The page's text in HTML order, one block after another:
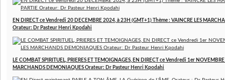
EN DIRECT ce Vendredi 20 DECEMBRE 2024, à 23H (GMT+1) Thème : VAINCRE LES
Orateur: Dr Pasteur Henri Kpodahi
LE COMBAT SPIRITUEL, PRIERES ET TEMOIGNAGES, EN DIRECT ce Vendredi 1er
MARCHANDS DEMONIAQUES Orateur: Dr Pasteur Henri Kpodahi